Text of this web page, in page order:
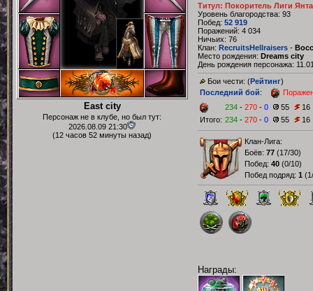
East city
Персонаж не в клубе, но был тут:
2026.08.09 21:30
(12 часов 52 минуты назад)
Титул: Покоритель Лиги
Уровень благородства: 93
Побед: 52 919
Поражений: 4 034
Ничьих: 76
Клан: RecruitsHellraisers -
Место рождения: Dreams city
День рождения персонажа:
Бои чести: (Рейтинг)
Последний бой:
234 - 270 - 0 55
16
Итого: 234 - 270 - 0 55 16
Клан-Лига:
Боёв: 77 (17/30)
Побед: 40 (0/10)
Побед подряд: 1 (
Награды: